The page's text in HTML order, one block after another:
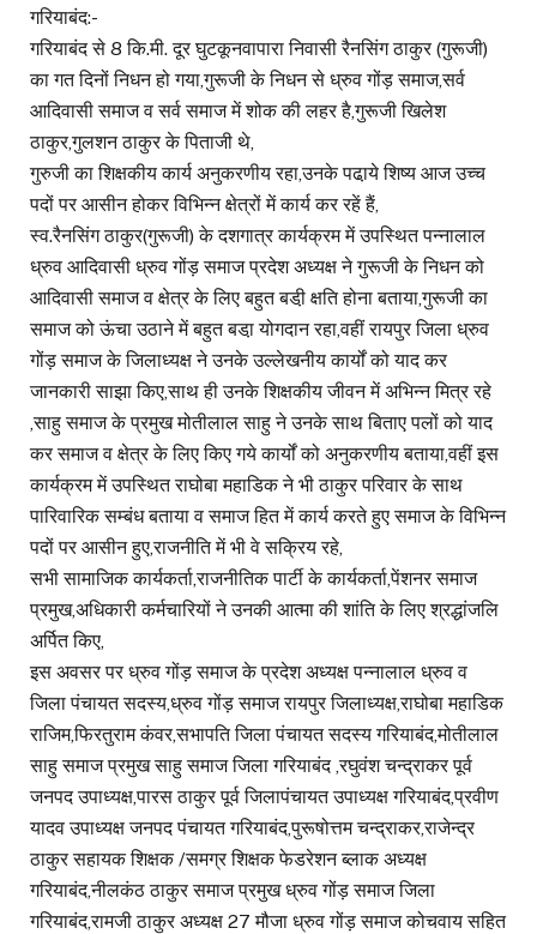
गरियाबंद:-
गरियाबंद से 8 कि.मी. दूर घुटकूनवापारा निवासी रैनसिंग ठाकुर (गुरूजी)
का गत दिनों निधन हो गया,गुरूजी के निधन से ध्रुव गोंड़ समाज,सर्व
आदिवासी समाज व सर्व समाज में शोक की लहर है,गुरूजी खिलेश
ठाकुर,गुलशन ठाकुर के पिताजी थे,
गुरुजी का शिक्षकीय कार्य अनुकरणीय रहा,उनके पढा़ये शिष्य आज उच्च
पदों पर आसीन होकर विभिन्न क्षेत्रों में कार्य कर रहें हैं,
स्व.रैनसिंग ठाकुर(गुरूजी) के दशगात्र कार्यक्रम में उपस्थित पन्नालाल
ध्रुव आदिवासी ध्रुव गोंड़ समाज प्रदेश अध्यक्ष ने गुरूजी के निधन को
आदिवासी समाज व क्षेत्र के लिए बहुत बडी़ क्षति होना बताया,गुरूजी का
समाज को ऊंचा उठाने में बहुत बडा़ योगदान रहा,वहीं रायपुर जिला ध्रुव
गोंड़ समाज के जिलाध्यक्ष ने उनके उल्लेखनीय कार्यों को याद कर
जानकारी साझा किए,साथ ही उनके शिक्षकीय जीवन में अभिन्न मित्र रहे
,साहु समाज के प्रमुख मोतीलाल साहु ने उनके साथ बिताए पलों को याद
कर समाज व क्षेत्र के लिए किए गये कार्यों को अनुकरणीय बताया,वहीं इस
कार्यक्रम में उपस्थित राघोबा महाडिक ने भी ठाकुर परिवार के साथ
पारिवारिक सम्बंध बताया व समाज हित में कार्य करते हुए समाज के विभिन्न
पदों पर आसीन हुए,राजनीति में भी वे सक्रिय रहे,
सभी सामाजिक कार्यकर्ता,राजनीतिक पार्टी के कार्यकर्ता,पेंशनर समाज
प्रमुख,अधिकारी कर्मचारियों ने उनकी आत्मा की शांति के लिए श्रद्धांजलि
अर्पित किए,
इस अवसर पर ध्रुव गोंड़ समाज के प्रदेश अध्यक्ष पन्नालाल ध्रुव व
जिला पंचायत सदस्य,ध्रुव गोंड़ समाज रायपुर जिलाध्यक्ष,राघोबा महाडिक
राजिम,फिरतुराम कंवर,सभापति जिला पंचायत सदस्य गरियाबंद,मोतीलाल
साहु समाज प्रमुख साहु समाज जिला गरियाबंद ,रघुवंश चन्द्राकर पूर्व
जनपद उपाध्यक्ष,पारस ठाकुर पूर्व जिलापंचायत उपाध्यक्ष गरियाबंद,प्रवीण
यादव उपाध्यक्ष जनपद पंचायत गरियाबंद,पुरूषोत्तम चन्द्राकर,राजेन्द्र
ठाकुर सहायक शिक्षक /समग्र शिक्षक फेडरेशन ब्लाक अध्यक्ष
गरियाबंद,नीलकंठ ठाकुर समाज प्रमुख ध्रुव गोंड़ समाज जिला
गरियाबंद,रामजी ठाकुर अध्यक्ष 27 मौजा ध्रुव गोंड़ समाज कोचवाय सहित